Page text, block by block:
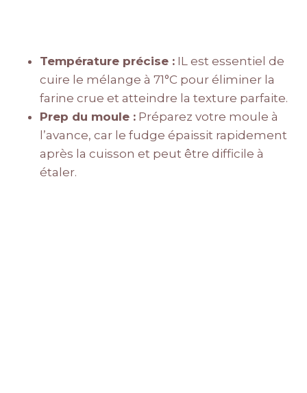
Température précise : IL est essentiel de
cuire le mélange à 71°C pour éliminer la
farine crue et atteindre la texture parfaite.
Prep du moule : Préparez votre moule à
l’avance, car le fudge épaissit rapidement
après la cuisson et peut être difficile à
étaler.